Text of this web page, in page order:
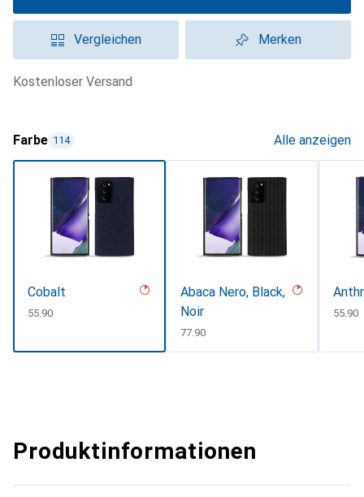
Vergleichen Merken
kostenloser Versand
Farbe 114 Alle anzeigen
Cobalt
CHF
55.90
Abaca Nero, Black,
Noir
CHF
77.90
CHF
55.90
Produktinformationen